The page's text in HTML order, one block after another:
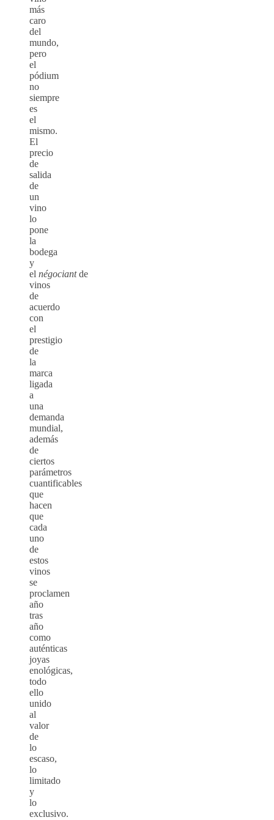
más
caro
del
mundo,
pero
el
pódium
no
siempre
es
el
mismo.
El
precio
de
salida
de
un
vino
lo
pone
la
bodega
y
el négociantde
vinos
de
acuerdo
con
el
prestigio
de
la
marca
ligada
a
una
demanda
mundial,
además
de
ciertos
parámetros
cuantificables
que
hacen
que
cada
uno
de
estos
vinos
se
proclamen
año
tras
año
como
auténticas
joyas
enológicas,
todo
ello
unido
al
valor
de
lo
escaso,
lo
limitado
y
lo
exclusivo.